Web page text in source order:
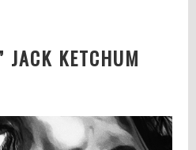
JACK KETCHUM